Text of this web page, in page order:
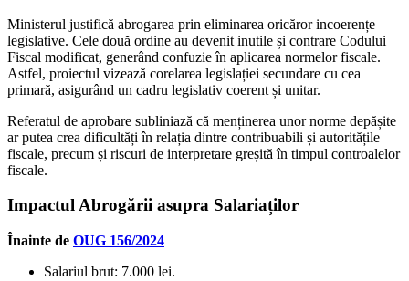
Ministerul justifică abrogarea prin eliminarea oricăror incoerențe
legislative. Cele două ordine au devenit inutile și contrare Codului
Fiscal modificat, generând confuzie în aplicarea normelor fiscale.
Astfel, proiectul vizează corelarea legislației secundare cu cea
primară, asigurând un cadru legislativ coerent și unitar.
Referatul de aprobare subliniază că menținerea unor norme depășite
ar putea crea dificultăți în relația dintre contribuabili și autoritățile
fiscale, precum și riscuri de interpretare greșită în timpul controalelor
fiscale.
Impactul Abrogării asupra Salariaților
Înainte de OUG 156/2024
Salariul brut: 7.000 lei.